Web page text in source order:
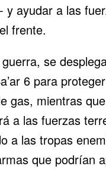
y ayudar a las
frente.
se
6 para
gas, mientras
a las fuerzas
a las tropas
que podrían